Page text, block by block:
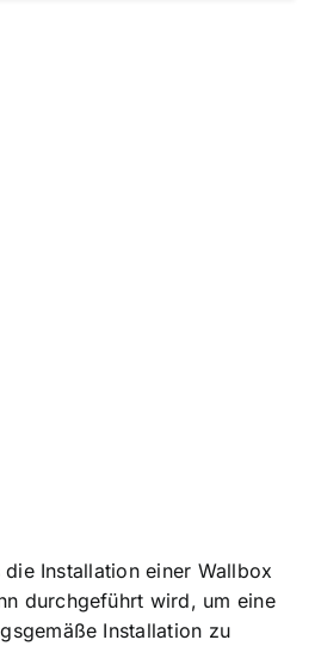
die Installation einer Wallbox
durchgeführt wird, um eine
Installation zu